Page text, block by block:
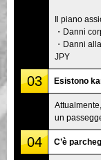
Il piano
・Danni
・Danni
JPY
03 Esistono
un
04 C’è